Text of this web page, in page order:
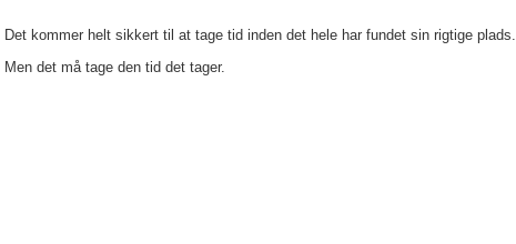
Det kommer helt sikkert til at tage tid inden det hele har fundet sin rigtige plads.
Men det må tage den tid det tager.